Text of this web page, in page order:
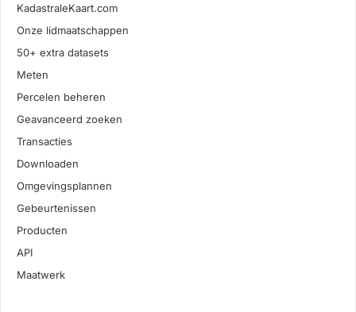
KadastraleKaart.com
Onze lidmaatschappen
50+ extra datasets
Meten
Percelen beheren
Geavanceerd zoeken
Transacties
Downloaden
Omgevingsplannen
Gebeurtenissen
Producten
API
Maatwerk